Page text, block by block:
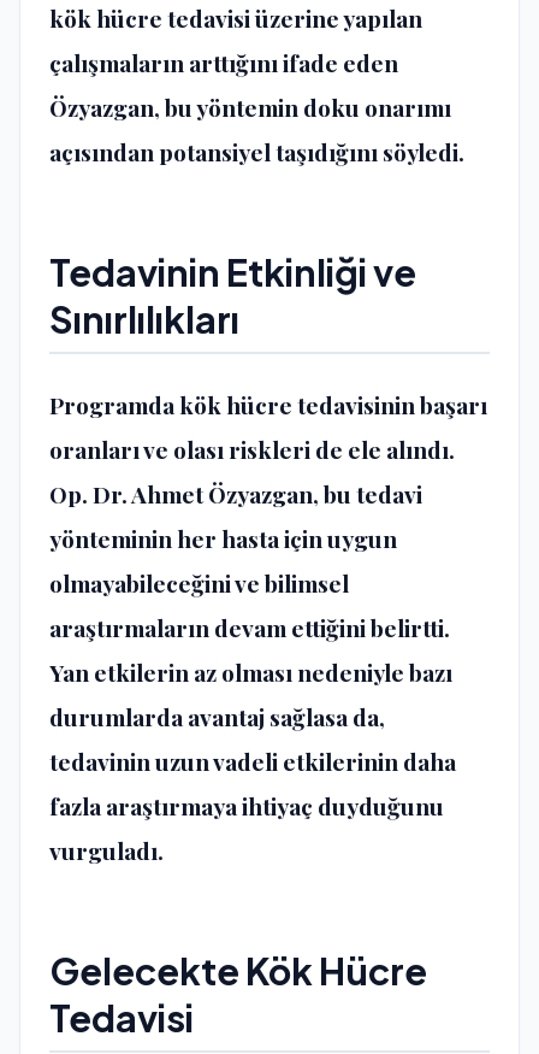
kök hücre tedavisi üzerine yapılan
çalışmaların arttığını ifade eden
Özyazgan, bu yöntemin doku onarımı
açısından potansiyel taşıdığını söyledi.
Tedavinin Etkinliği ve
Sınırlılıkları
Programda kök hücre tedavisinin başarı
oranları ve olası riskleri de ele alındı.
Op. Dr. Ahmet Özyazgan, bu tedavi
yönteminin her hasta için uygun
olmayabileceğini ve bilimsel
araştırmaların devam ettiğini belirtti.
Yan etkilerin az olması nedeniyle bazı
durumlarda avantaj sağlasa da,
tedavinin uzun vadeli etkilerinin daha
fazla araştırmaya ihtiyaç duyduğunu
vurguladı.
Gelecekte Kök Hücre
Tedavisi